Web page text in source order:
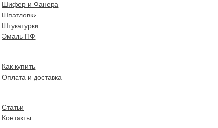
Шифер и Фанера
Шпатлевки
Штукатурки
Эмаль ПФ
Как купить
Оплата и доставка
Статьи
Контакты